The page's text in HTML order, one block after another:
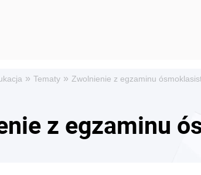
» Tematy » Zwolnienie z egzaminu
z egzaminu